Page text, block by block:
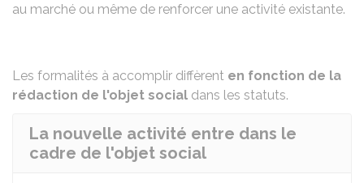
au marché ou même de renforcer une activité existante.
Les formalités à accomplir diffèrent en fonction de la
rédaction de l'objet social dans les statuts.
La nouvelle activité entre dans le
cadre de l'objet social